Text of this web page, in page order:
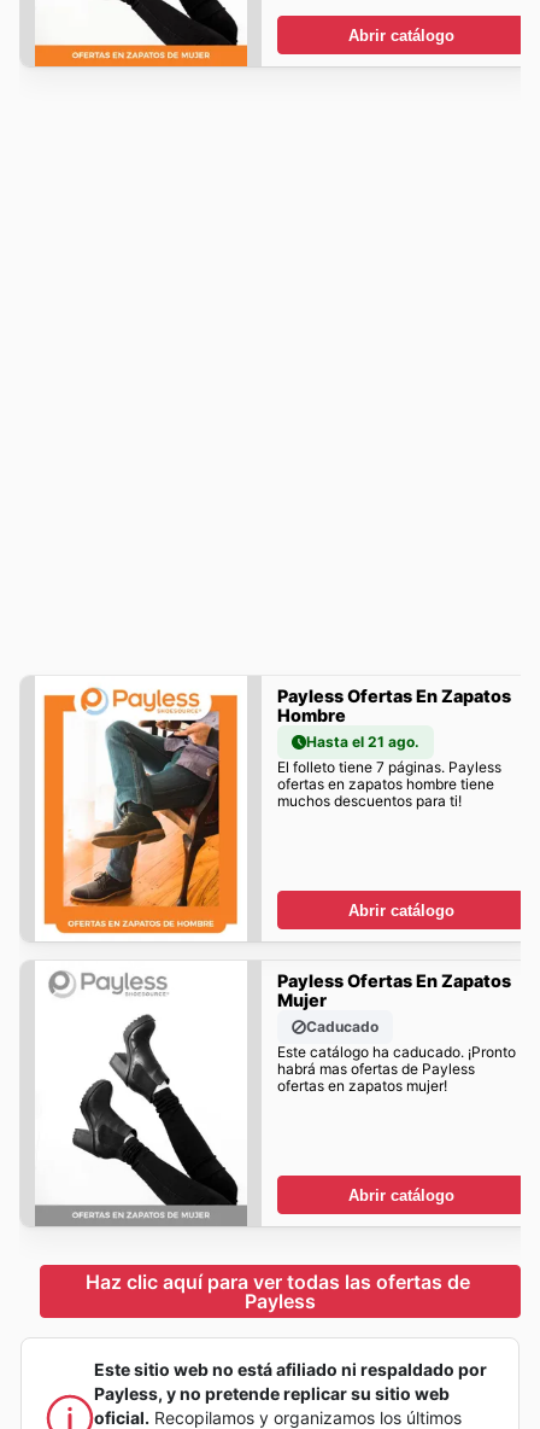
Abrir catálogo
Payless Ofertas En Zapatos
Hombre
Hasta el 21 ago.
El folleto tiene 7 páginas. Payless
ofertas en zapatos hombre tiene
muchos descuentos para ti!
Abrir catálogo
Payless Ofertas En Zapatos
Mujer
Caducado
Este catálogo ha caducado. ¡Pronto
habrá mas ofertas de Payless
ofertas en zapatos mujer!
Abrir catálogo
Haz clic aquí para ver todas las ofertas de
Payless
Este sitio web no está afiliado ni respaldado por
Payless, y no pretende replicar su sitio web
oficial. Recopilamos y organizamos los últimos